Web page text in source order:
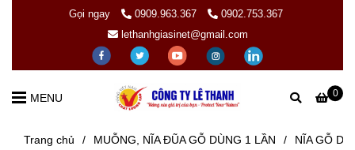
Gọi ngay 0909.963.367
0902.753.367
lethanhgiasinet@gmail.com
0
MENU
Trang chủ / MUỖNG, NĨA ĐŨA GỖ DÙNG 1 LẦN / NĨA GỖ